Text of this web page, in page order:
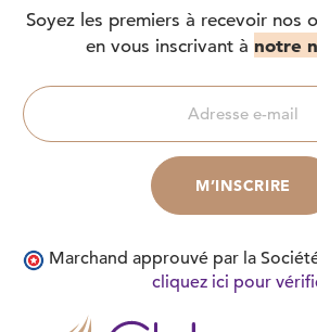
Soyez les premiers à recevoir nos
en vous inscrivant à notre
Marchand approuvé par la
cliquez ici pour